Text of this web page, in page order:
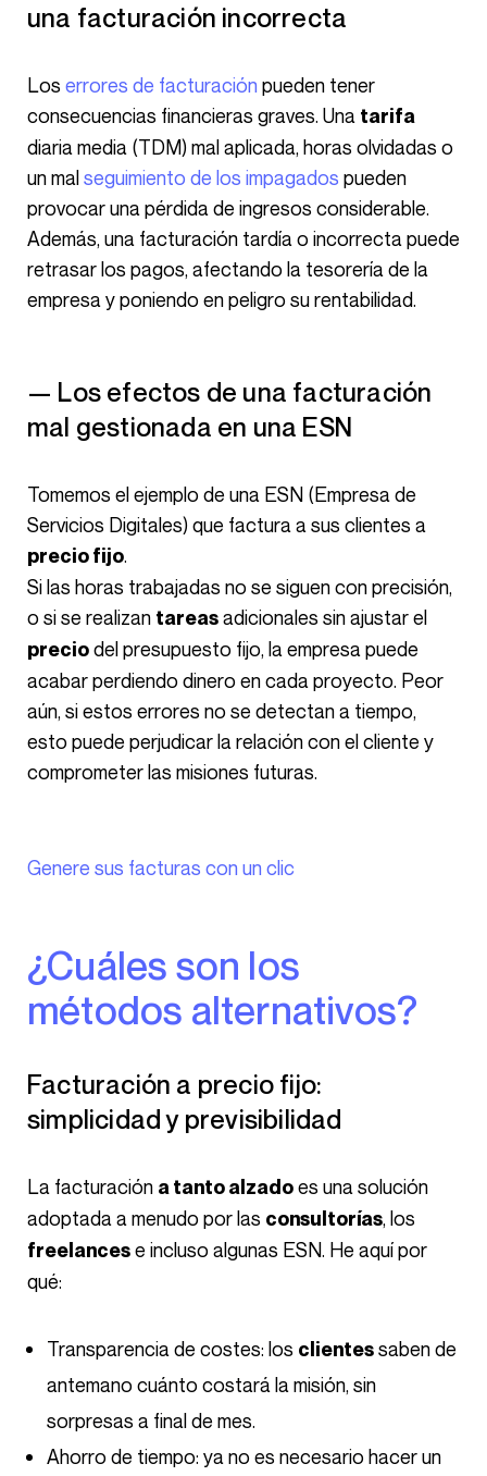
una facturación incorrecta
Los errores de facturación pueden tener
consecuencias financieras graves. Una tarifa
diaria media (TDM) mal aplicada, horas olvidadas o
un malseguimiento de los impagados pueden
provocar una pérdida de ingresos considerable.
Además, una facturación tardía o incorrecta puede
retrasar los pagos, afectando la tesorería de la
empresa y poniendo en peligro su rentabilidad.
— Los efectos de una facturación
mal gestionada en una ESN
Tomemos el ejemplo de una ESN (Empresa de
Servicios Digitales) que factura a sus clientes a
precio fijo.
Si las horas trabajadas no se siguen con precisión,
o si se realizan tareasadicionales sin ajustar el
preciodel presupuesto fijo, la empresa puede
acabar perdiendo dinero en cada proyecto. Peor
aún, si estos errores no se detectan a tiempo,
esto puede perjudicar la relación con el cliente y
comprometer las misiones futuras.
Genere sus facturas con un clic
¿Cuáles son los
métodos alternativos?
Facturación a precio fijo:
simplicidad y previsibilidad
La facturación a tanto alzadoes una solución
adoptada a menudo por las consultorías, los
freelancese incluso algunas ESN. He aquí por
qué:
Transparencia de costes: los clientessaben de
antemano cuánto costará la misión, sin
sorpresas a final de mes.
Ahorro de tiempo: ya no es necesario hacer un